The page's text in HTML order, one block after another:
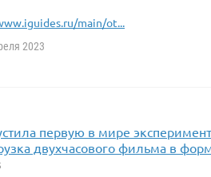
main/ot...
2023
первую в мире
двухчасового фильма в